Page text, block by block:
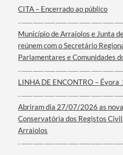
CITA – Encerrado ao público
Município de Arraiolos e Junta
reúnem com o Secretário
Parlamentares e Comunidades
LINHA DE ENCONTRO –
Abriram dia 27/07/2026 as
Conservatória dos Registos
Arraiolos